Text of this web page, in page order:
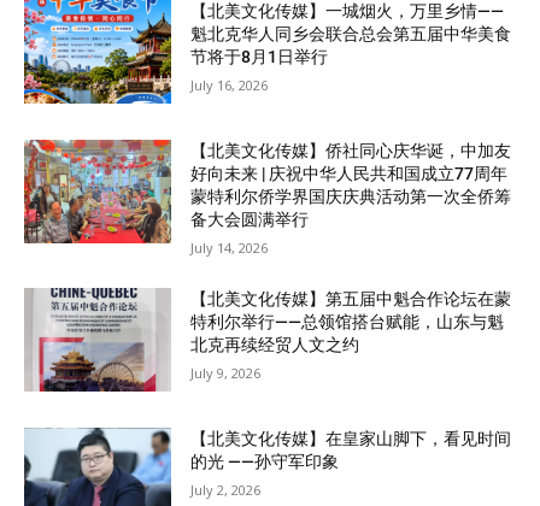
【北美文化传媒】一城烟火，万里乡情——
魁北克华人同乡会联合总会第五届中华美食
节将于8月1日举行
July 16, 2026
【北美文化传媒】侨社同心庆华诞，中加友
好向未来 | 庆祝中华人民共和国成立77周年
蒙特利尔侨学界国庆庆典活动第一次全侨筹
备大会圆满举行
July 14, 2026
【北美文化传媒】第五届中魁合作论坛在蒙
特利尔举行——总领馆搭台赋能，山东与魁
北克再续经贸人文之约
July 9, 2026
【北美文化传媒】在皇家山脚下，看见时间
的光 ——孙守军印象
July 2, 2026